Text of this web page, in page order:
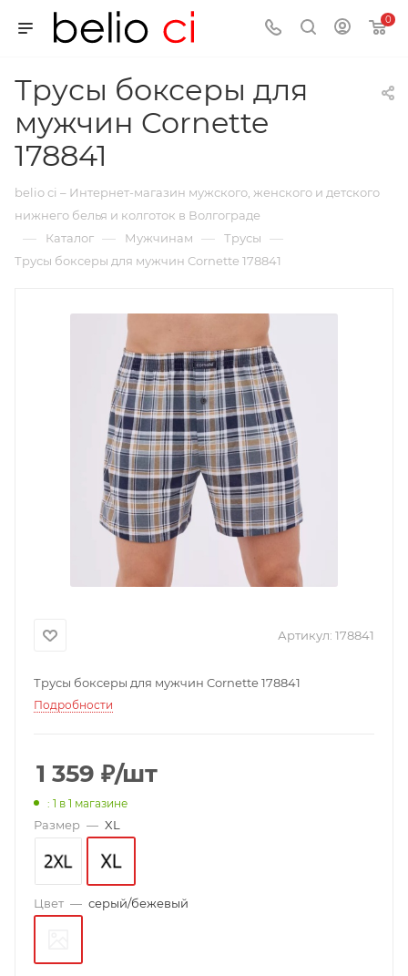
0
Трусы боксеры для
мужчин Cornette
178841
belio ci – Интернет-магазин мужского, женского и детского
нижнего белья и колготок в Волгограде
— Каталог — Мужчинам — Трусы —
Трусы боксеры для мужчин Cornette 178841
Артикул: 178841
Трусы боксеры для мужчин Cornette 178841
Подробности
1 359 ₽/шт
: 1 в 1 магазине
Размер — XL
Цвет — серый/бежевый